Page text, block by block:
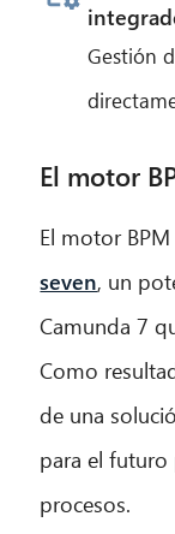
Gestión
El motor
El motor
seven, un
Camunda 7
Como
de una
para el futuro
procesos.